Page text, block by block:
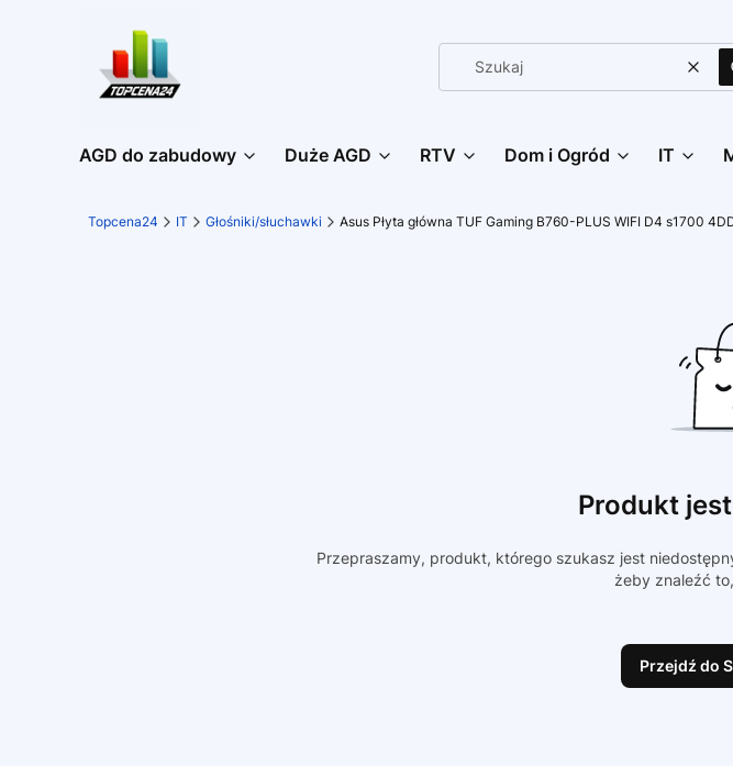
AGD do zabudowy Duże AGD RTV Dom i Ogród IT
Topcena24 IT Głośniki/słuchawki Asus Płyta główna TUF Gaming B760-PLUS WIFI D4 s1700
Produkt
Przepraszamy, produkt, którego szukasz jest
żeby znaleźć
Przejdź do